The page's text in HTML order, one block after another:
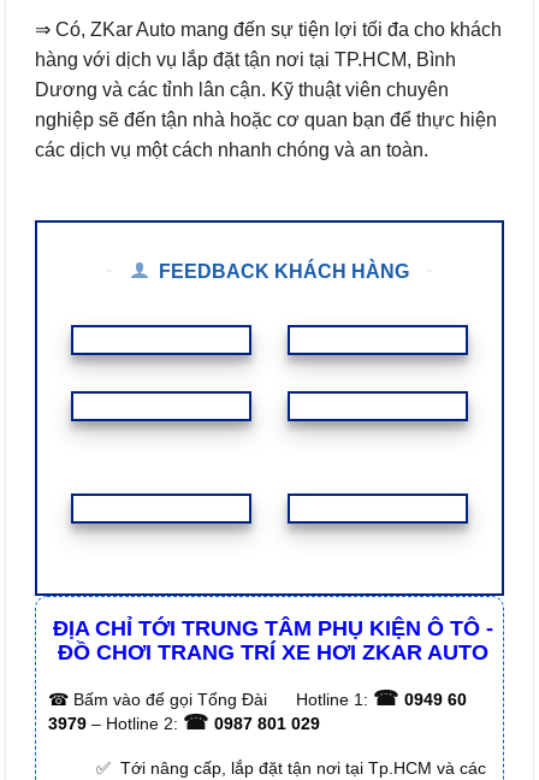
⇒ Có, ZKar Auto mang đến sự tiện lợi tối đa cho khách
hàng với dịch vụ lắp đặt tận nơi tại TP.HCM, Bình
Dương và các tỉnh lân cận. Kỹ thuật viên chuyên
nghiệp sẽ đến tận nhà hoặc cơ quan bạn để thực hiện
các dịch vụ một cách nhanh chóng và an toàn.
FEEDBACK KHÁCH HÀNG
ĐỊA CHỈ TỚI TRUNG TÂM PHỤ KIỆN Ô TÔ -
ĐỒ CHƠI TRANG TRÍ XE HƠI ZKAR AUTO
☎ Bấm vào để gọi Tổng Đài Hotline 1: ☎ 0949 60
3979 – Hotline 2: ☎ 0987 801 029
✅ Tới nâng cấp, lắp đặt tận nơi tại Tp.HCM và các